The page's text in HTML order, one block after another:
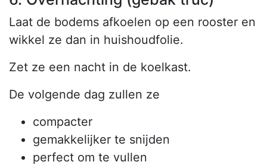
Laat de bodems afkoelen op een rooster en
wikkel ze dan in huishoudfolie.
Zet ze een nacht in de koelkast.
De volgende dag zullen ze
compacter
gemakkelijker te snijden
perfect om te vullen